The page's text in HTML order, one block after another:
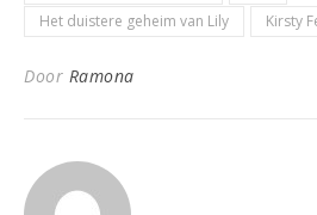
Het duistere geheim van Lily
Kirsty
Door Ramona